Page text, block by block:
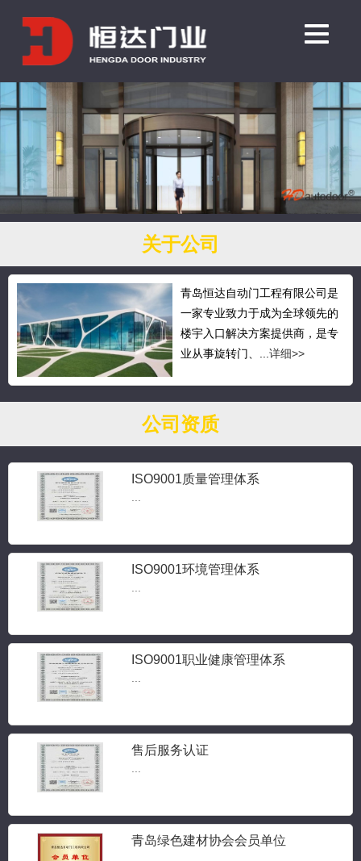
关于公司
青岛恒达自动门工程有限公司是
一家专业致力于成为全球领先的
楼宇入口解决方案提供商，是专
业从事旋转门、... 详细>>
公司资质
ISO9001质量管理体系
ISO9001环境管理体系
ISO9001职业健康管理体系
售后服务认证
青岛绿色建材协会会员单位